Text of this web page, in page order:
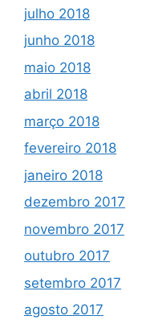
julho 2018
junho 2018
maio 2018
abril 2018
março 2018
fevereiro 2018
janeiro 2018
dezembro 2017
novembro 2017
outubro 2017
setembro 2017
agosto 2017